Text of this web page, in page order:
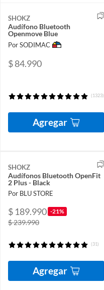
SHOKZ
Audífono Bluetooth
Openmove Blue
Por SODIMAC
$ 84.990
(1323)
Agregar
SHOKZ
Audífonos Bluetooth OpenFit
2 Plus - Black
Por BLU STORE
$ 189.990 -21%
$ 239.990
(31)
Agregar